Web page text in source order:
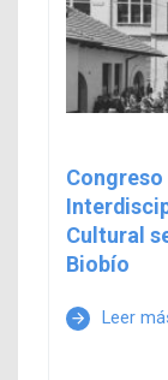
Cultural
Biobío
arrow_forward Leer